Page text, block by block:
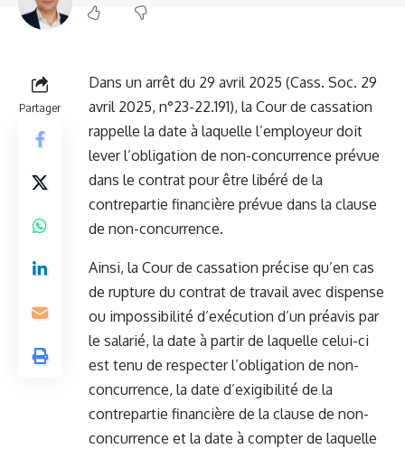
Partager
Dans un arrêt du 29 avril 2025 (Cass. Soc. 29
avril 2025, n°23-22.191), la Cour de cassation
rappelle la date à laquelle l’employeur doit
lever l’obligation de non-concurrence prévue
dans le contrat pour être libéré de la
contrepartie financière prévue dans la clause
de non-concurrence.
Ainsi, la Cour de cassation précise qu’en cas
de rupture du contrat de travail avec dispense
ou impossibilité d’exécution d’un préavis par
le salarié, la date à partir de laquelle celui-ci
est tenu de respecter l’obligation de non-
concurrence, la date d’exigibilité de la
contrepartie financière de la clause de non-
concurrence et la date à compter de laquelle